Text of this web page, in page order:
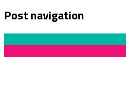
Post navigation
Previous Post